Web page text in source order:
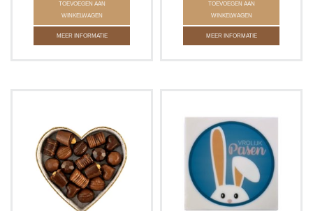
TOEVOEGEN AAN
WINKELWAGEN
MEER INFORMATIE
TOEVOEGEN AAN
WINKELWAGEN
MEER INFORMATIE